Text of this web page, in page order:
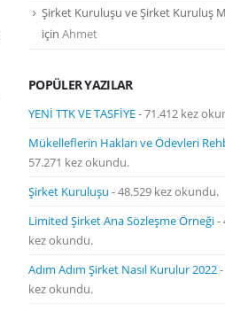
Şirket Kuruluşu ve Şirket Kuruluş
için Ahmet
POPÜLER YAZILAR
YENİ TTK VE TASFİYE- 71.412 kez
Mükelleflerin Hakları ve Ödevleri
57.271 kez okundu.
Şirket Kuruluşu - 48.529 kez okundu.
Limited Şirket Ana Sözleşme Örneği-
kez okundu.
Adım Adım Şirket Nasıl Kurulur 2022
kez okundu.